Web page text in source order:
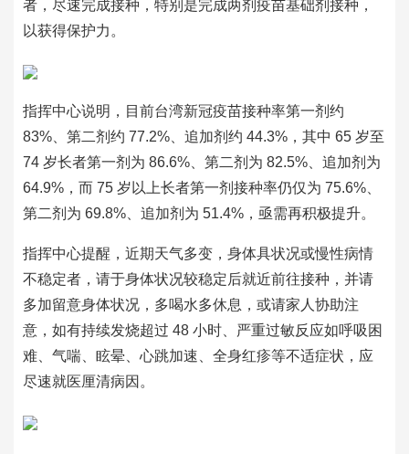
者，尽速完成接种，特别是完成两剂疫苗基础剂接种，
以获得保护力。
指挥中心说明，目前台湾新冠疫苗接种率第一剂约
83%、第二剂约 77.2%、追加剂约 44.3%，其中 65 岁至
74 岁长者第一剂为 86.6%、第二剂为 82.5%、追加剂为
64.9%，而 75 岁以上长者第一剂接种率仍仅为 75.6%、
第二剂为 69.8%、追加剂为 51.4%，亟需再积极提升。
指挥中心提醒，近期天气多变，身体具状况或慢性病情
不稳定者，请于身体状况较稳定后就近前往接种，并请
多加留意身体状况，多喝水多休息，或请家人协助注
意，如有持续发烧超过 48 小时、严重过敏反应如呼吸困
难、气喘、眩晕、心跳加速、全身红疹等不适症状，应
尽速就医厘清病因。